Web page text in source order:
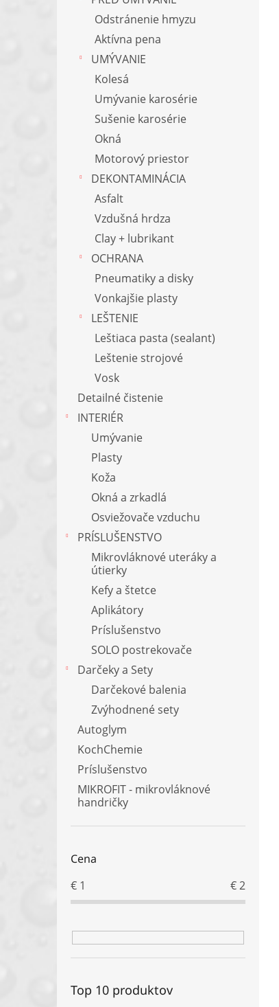
Odstránenie hmyzu
Aktívna pena
UMÝVANIE
Kolesá
Umývanie karosérie
Sušenie karosérie
Okná
Motorový priestor
DEKONTAMINÁCIA
Asfalt
Vzdušná hrdza
Clay + lubrikant
OCHRANA
Pneumatiky a disky
Vonkajšie plasty
LEŠTENIE
Leštiaca pasta (sealant)
Leštenie strojové
Vosk
Detailné čistenie
INTERIÉR
Umývanie
Plasty
Koža
Okná a zrkadlá
Osviežovače vzduchu
PRÍSLUŠENSTVO
Mikrovláknové uteráky a
útierky
Kefy a štetce
Aplikátory
Príslušenstvo
SOLO postrekovače
Darčeky a Sety
Darčekové balenia
Zvýhodnené sety
Autoglym
KochChemie
Príslušenstvo
MIKROFIT - mikrovláknové
handričky
Cena
€ 1 €2
Top 10 produktov